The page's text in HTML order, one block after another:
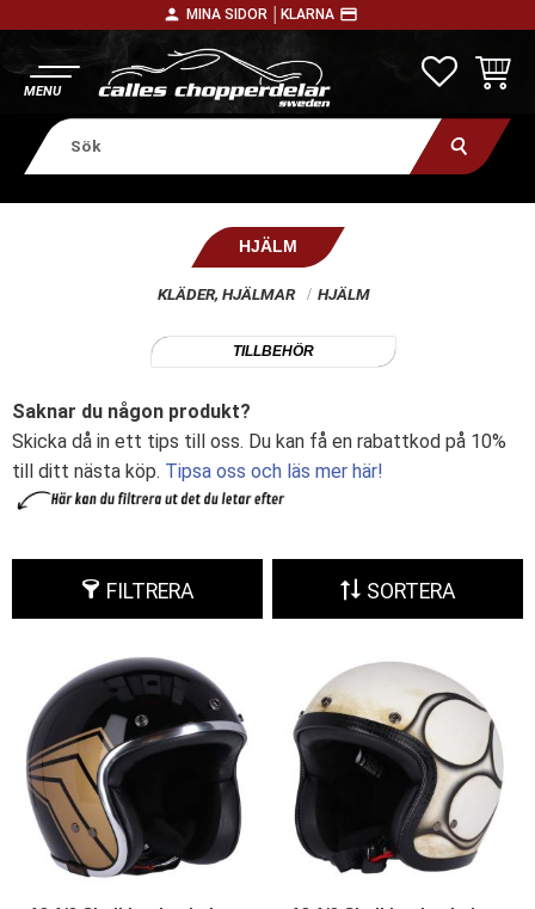
person MINA SIDOR │ KLARNA payment
HJÄLM
KLÄDER, HJÄLMAR HJÄLM
TILLBEHÖR
Saknar du någon produkt?
Skicka då in ett tips till oss. Du kan få en rabattkod på 10%
till ditt nästa köp. Tipsa oss och läs mer här!
FILTRERA SORTERA